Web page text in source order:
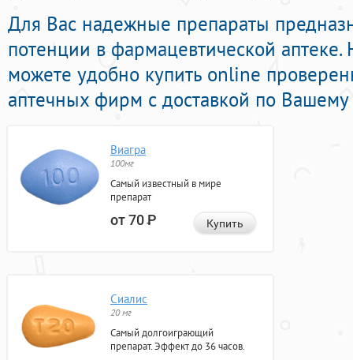
Для Вас надежные препараты
потенции в фармацевтической
можете удобно купить online
аптечных фирм с доставкой по Вашему
Виагра
100мг
Самый известный в мире
препарат
от 70Р Купить
Сиалис
20 мг
Самый долгоиграющий
препарат. Эффект до 36 часов.